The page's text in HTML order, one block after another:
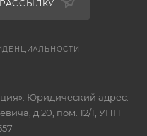
Юридический адрес:
д.20, пом. 12/1, УНП